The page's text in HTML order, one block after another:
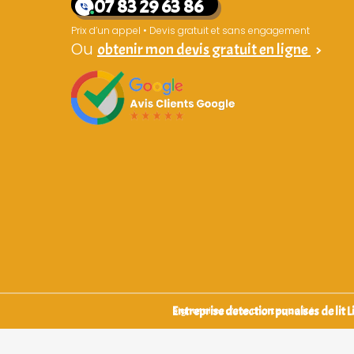
07 83 29 63 86
Prix d’un appel • Devis gratuit et sans engagement
Ou obtenir mon devis gratuit en ligne >
Entreprise detection punaises de lit
Signataires d’une charte qualité